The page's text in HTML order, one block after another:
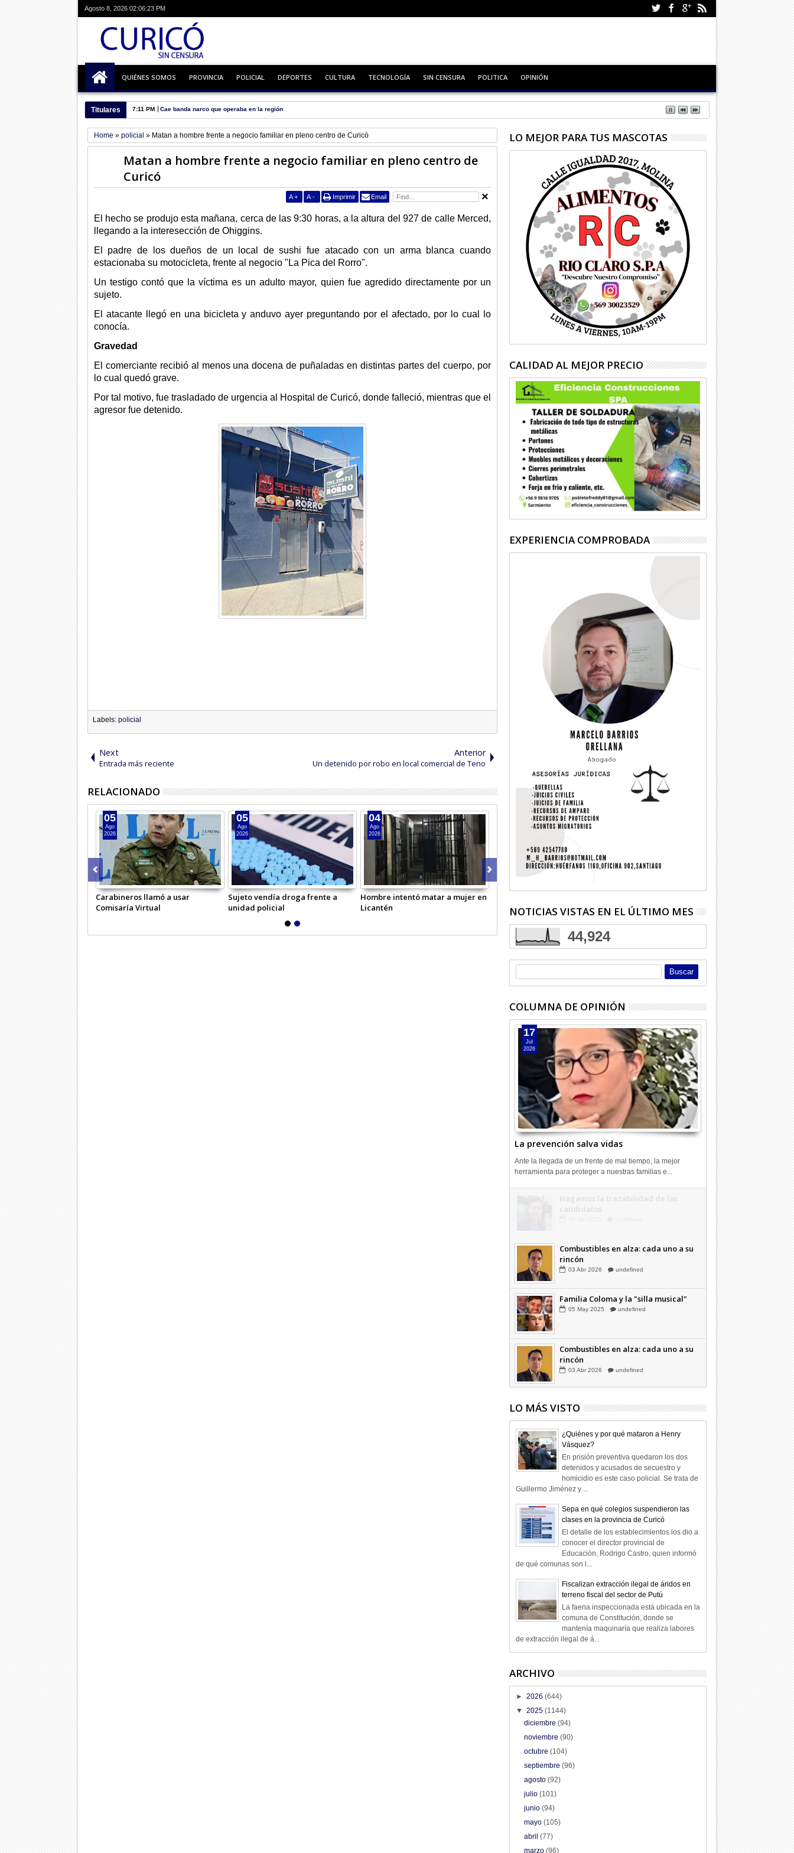
Agosto 8, 2026 02:06:24 PM
QUIÉNES SOMOS PROVINCIA POLICIAL DEPORTES CULTURA TECNOLOGÍA SIN CENSURA POLITICA OPINIÓN
Titulares 7:11 PM Cae banda narco que operaba en la región
Home » policial » Matan a hombre frente a negocio familiar en pleno centro de Curicó
Matan a hombre frente a negocio familiar en pleno centro de
Curicó
A + A - Imprimir Email
El hecho se produjo esta mañana, cerca de las 9:30 horas, a la altura del 927 de calle Merced,
llegando a la interesección de Ohiggins.
El padre de los dueños de un local de sushi fue atacado con un arma blanca cuando
estacionaba su motocicleta, frente al negocio "La Pica del Rorro".
Un testigo contó que la víctima es un adulto mayor, quien fue agredido directamente por un
sujeto.
El atacante llegó en una bicicleta y anduvo ayer preguntando por el afectado, por lo cual lo
conocía.
Gravedad
El comerciante recibió al menos una docena de puñaladas en distintas partes del cuerpo, por
lo cual quedó grave.
Por tal motivo, fue trasladado de urgencia al Hospital de Curicó, donde falleció, mientras que el
agresor fue detenido.
Labels: policial
Next
Entrada más reciente
Anterior
Un detenido por robo en local comercial de Teno
RELACIONADO
Carabineros llamó a usar
Comisaría Virtual
05
Ago
2026
Sujeto vendía droga frente a
unidad policial
05
Ago
2026
Hombre intentó matar a mujer en
Licantén
04
Ago
2026
LO MEJOR PARA TUS MASCOTAS
CALIDAD AL MEJOR PRECIO
EXPERIENCIA COMPROBADA
NOTICIAS VISTAS EN EL ÚLTIMO MES
44,924
COLUMNA DE OPINIÓN
La prevención salva vidas
17
Jul
2026
Ante la llegada de un frente de mal tiempo, la mejor
herramienta para proteger a nuestras familias e...
Hagamos la trazabilidad de los
candidatos
Combustibles en alza: cada uno a su
rincón
03 Abr 2026 undefined
Familia Coloma y la "silla musical"
05 May 2025 undefined
Combustibles en alza: cada uno a su
rincón
03 Abr 2026 undefined
LO MÁS VISTO
¿Quiénes y por qué mataron a Henry
Vásquez?
En prisión preventiva quedaron los dos
detenidos y acusados de secuestro y
homicidio es este caso policial. Se trata de
Guillermo Jiménez y ...
Sepa en qué colegios suspendieron las
clases en la provincia de Curicó
El detalle de los establecimientos los dio a
conocer el director provincial de
Educación, Rodrigo Castro, quien informó
de qué comunas son l...
Fiscalizan extracción ilegal de áridos en
terreno fiscal del sector de Putú
La faena inspeccionada está ubicada en la
comuna de Constitución, donde se
mantenía maquinaría que realiza labores
de extracción ilegal de á...
ARCHIVO
► 2026 (644)
▼ 2025 (1144)
diciembre(94)
noviembre(90)
octubre(104)
septiembre(96)
agosto(92)
julio(101)
junio(94)
mayo(105)
abril(77)
marzo(96)